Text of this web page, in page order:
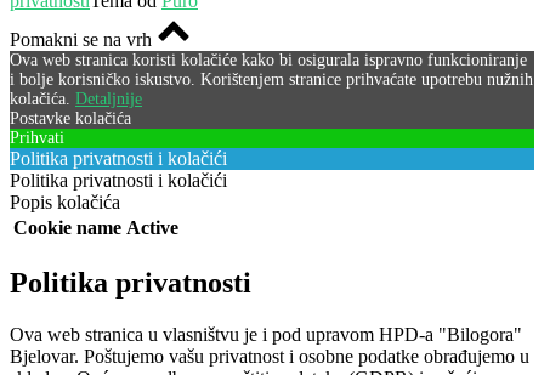
Pomakni se na vrh
Ova web stranica koristi kolačiće kako bi osigurala ispravno funkcioniranje
i bolje korisničko iskustvo. Korištenjem stranice prihvaćate upotrebu nužnih
kolačića. Detaljnije
Postavke kolačića
Prihvati
Politika privatnosti i kolačići
Politika privatnosti i kolačići
Popis kolačića
Cookie name Active
Politika privatnosti
Ova web stranica u vlasništvu je i pod upravom HPD-a "Bilogora"
Bjelovar. Poštujemo vašu privatnost i osobne podatke obrađujemo u